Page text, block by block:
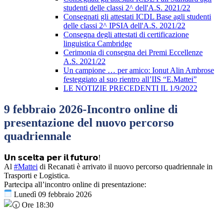
studenti delle classi 2^ dell'A.S. 2021/22
Consegnati gli attestati ICDL Base agli studenti
delle classi 2^ IPSIA dell'A.S. 2021/22
Consegna degli attestati di certificazione
linguistica Cambridge
Cerimonia di consegna dei Premi Eccellenze
A.S. 2021/22
Un campione … per amico: Ionut Alin Ambrose
festeggiato al suo rientro all’IIS “E.Mattei”
LE NOTIZIE PRECEDENTI IL 1/9/2022
9 febbraio 2026-Incontro online di
presentazione del nuovo percorso
quadriennale
𝗨𝗻 𝘀𝗰𝗲𝗹𝘁𝗮 𝗽𝗲𝗿 𝗶𝗹 𝗳𝘂𝘁𝘂𝗿𝗼!
Al #Mattei di Recanati è arrivato il nuovo percorso quadriennale in
Trasporti e Logistica.
Partecipa all’incontro online di presentazione:
Lunedì 09 febbraio 2026
Ore 18:30